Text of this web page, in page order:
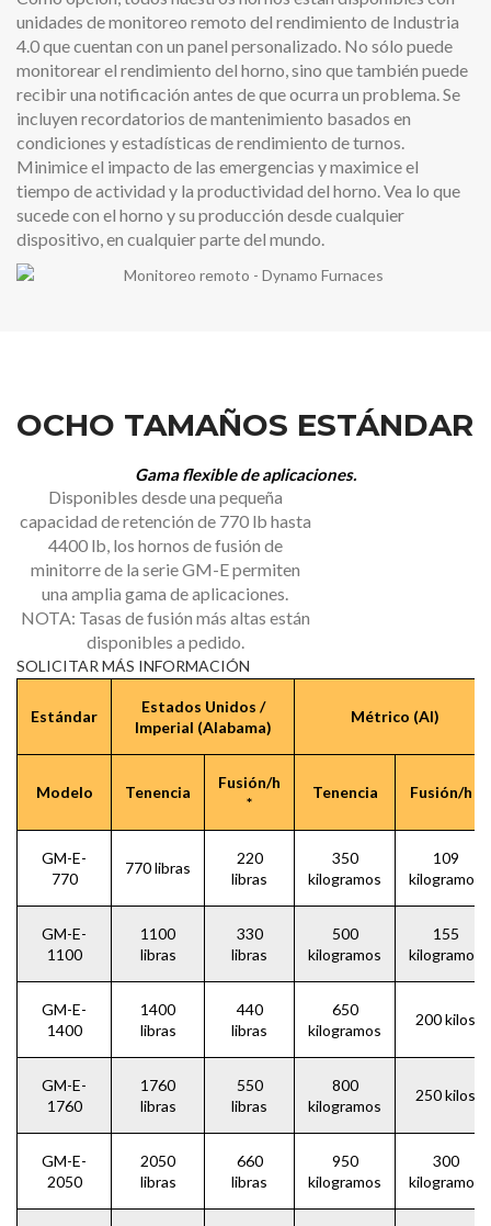
unidades de monitoreo remoto del rendimiento de Industria
4.0 que cuentan con un panel personalizado. No sólo puede
monitorear el rendimiento del horno, sino que también puede
recibir una notificación antes de que ocurra un problema. Se
incluyen recordatorios de mantenimiento basados ​​en
condiciones y estadísticas de rendimiento de turnos.
Minimice el impacto de las emergencias y maximice el
tiempo de actividad y la productividad del horno. Vea lo que
sucede con el horno y su producción desde cualquier
dispositivo, en cualquier parte del mundo.
OCHO TAMAÑOS ESTÁNDAR
Gama flexible de aplicaciones.
Disponibles desde una pequeña
capacidad de retención de 770 lb hasta
4400 lb, los hornos de fusión de
minitorre de la serie GM-E permiten
una amplia gama de aplicaciones.
NOTA: Tasas de fusión más altas están
disponibles a pedido.
SOLICITAR MÁS INFORMACIÓN
Estándar
Estados Unidos /
Imperial (Alabama)
Métrico (Al)
Modelo Tenencia
Fusión/h
*
Tenencia Fusión/h *
GM-E-
770
770 libras
220
libras
350
kilogramos
109
kilogramos
GM-E-
1100
1100
libras
330
libras
500
kilogramos
155
kilogramos
GM-E-
1400
1400
libras
440
libras
650
kilogramos
200 kilos
GM-E-
1760
1760
libras
550
libras
800
kilogramos
250 kilos
GM-E-
2050
2050
libras
660
libras
950
kilogramos
300
kilogramos